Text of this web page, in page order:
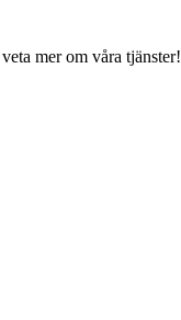
mer om våra tjänster!